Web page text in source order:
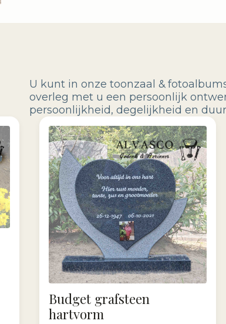
U kunt in onze toonzaal &
overleg met u een persoonlijk
persoonlijkheid, degelijkheid en
Budget grafsteen
hartvorm